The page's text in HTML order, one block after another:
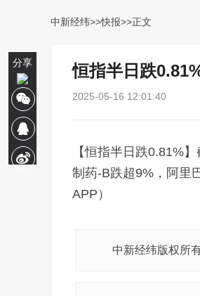
分享
中新经纬>>快报>>正文
恒指半日跌
2025-05-16 12:01:40
【恒指半日跌0.81%
制药-B跌超9%，阿里
APP）
中新经纬版权所